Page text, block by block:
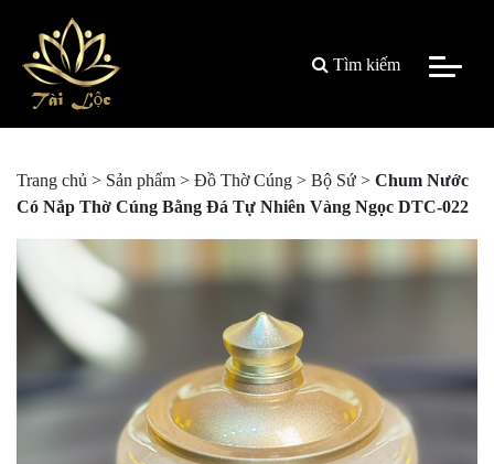
Tìm kiếm
Trang chủ > Sản phẩm > Đồ Thờ Cúng > Bộ Sứ > Chum Nước
Có Nắp Thờ Cúng Bằng Đá Tự Nhiên Vàng Ngọc DTC-022